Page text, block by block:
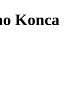
Konca